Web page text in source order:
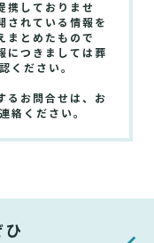
携しておりませ
されている情報を
まとめたもので
につきましては葬
ください。
るお問合せは、お
絡ください。
ひ